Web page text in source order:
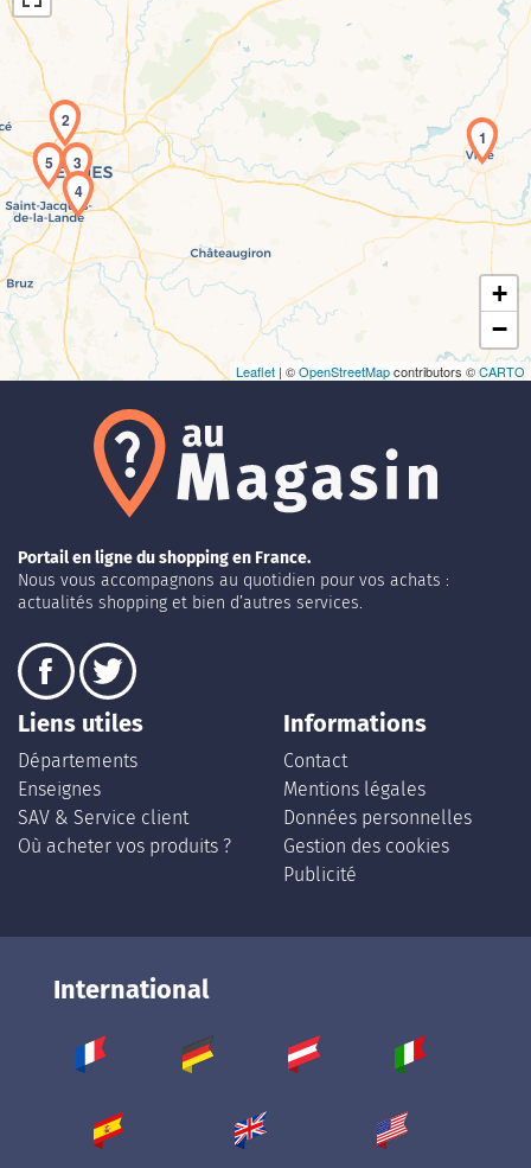
Chargement de la carte en cours...
1
2
3
4
5
+
−
Leaflet | ©OpenStreetMapcontributors ©CARTO
Portail en ligne du shopping en France.
Nous vous accompagnons au quotidien pour vos achats :
actualités shopping et bien d’autres services.
Liens utiles
Départements
Enseignes
SAV & Service client
Où acheter vos produits ?
Informations
Contact
Mentions légales
Données personnelles
Gestion des cookies
Publicité
International